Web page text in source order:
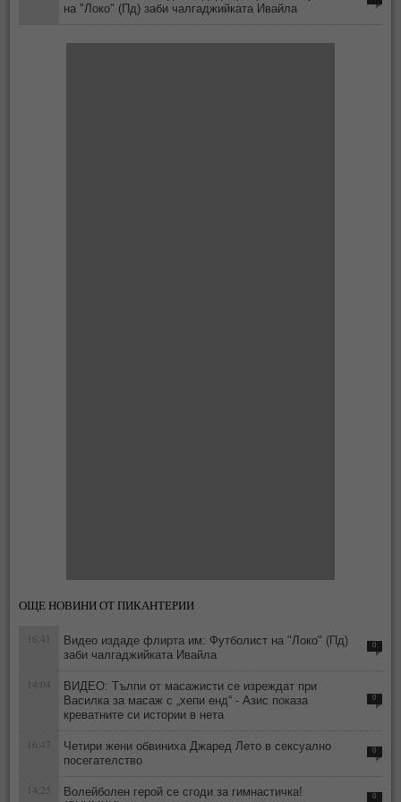
на "Локо" (Пд) заби чалгаджийката Ивайла
ОЩЕ НОВИНИ ОТ ПИКАНТЕРИИ
16:41
Видео издаде флирта им: Футболист на "Локо" (Пд)
заби чалгаджийката Ивайла
0
14:04
ВИДЕО: Тълпи от масажисти се изреждат при
Василка за масаж с „хепи енд“ - Азис показа
креватните си истории в нета
0
16:47
Четири жени обвиниха Джаред Лето в сексуално
посегателство
0
14:25
Волейболен герой се сгоди за гимнастичка!
0